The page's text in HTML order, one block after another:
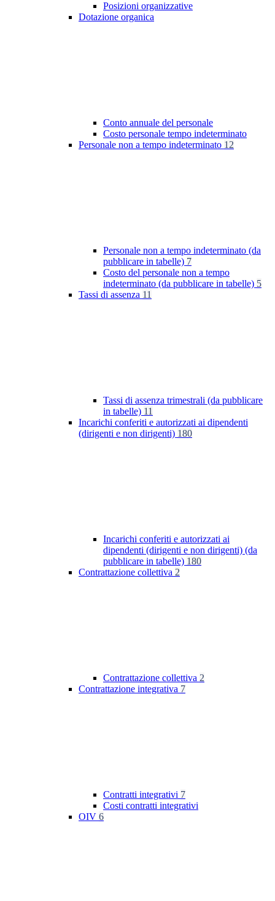
Posizioni organizzative
Dotazione organica
Conto annuale del personale
Costo personale tempo indeterminato
Personale non a tempo indeterminato 12
Personale non a tempo indeterminato (da
pubblicare in tabelle) 7
Costo del personale non a tempo
indeterminato (da pubblicare in tabelle) 5
Tassi di assenza 11
Tassi di assenza trimestrali (da pubblicare
in tabelle) 11
Incarichi conferiti e autorizzati ai dipendenti
(dirigenti e non dirigenti) 180
Incarichi conferiti e autorizzati ai
dipendenti (dirigenti e non dirigenti) (da
pubblicare in tabelle) 180
Contrattazione collettiva 2
Contrattazione collettiva 2
Contrattazione integrativa 7
Contratti integrativi 7
Costi contratti integrativi
OIV 6